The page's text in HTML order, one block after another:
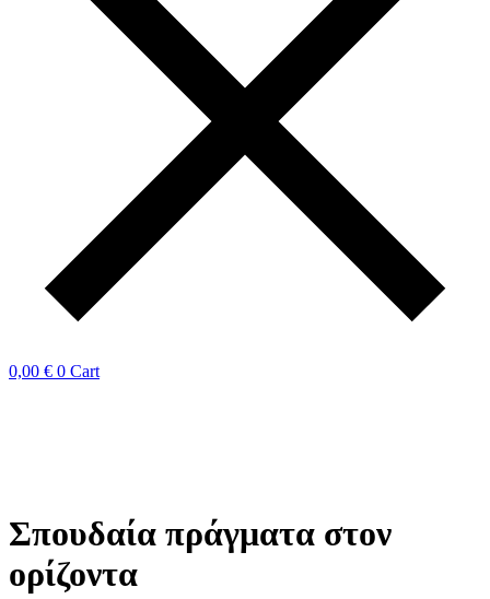
0,00 € 0 Cart
Σπουδαία πράγματα στον
ορίζοντα